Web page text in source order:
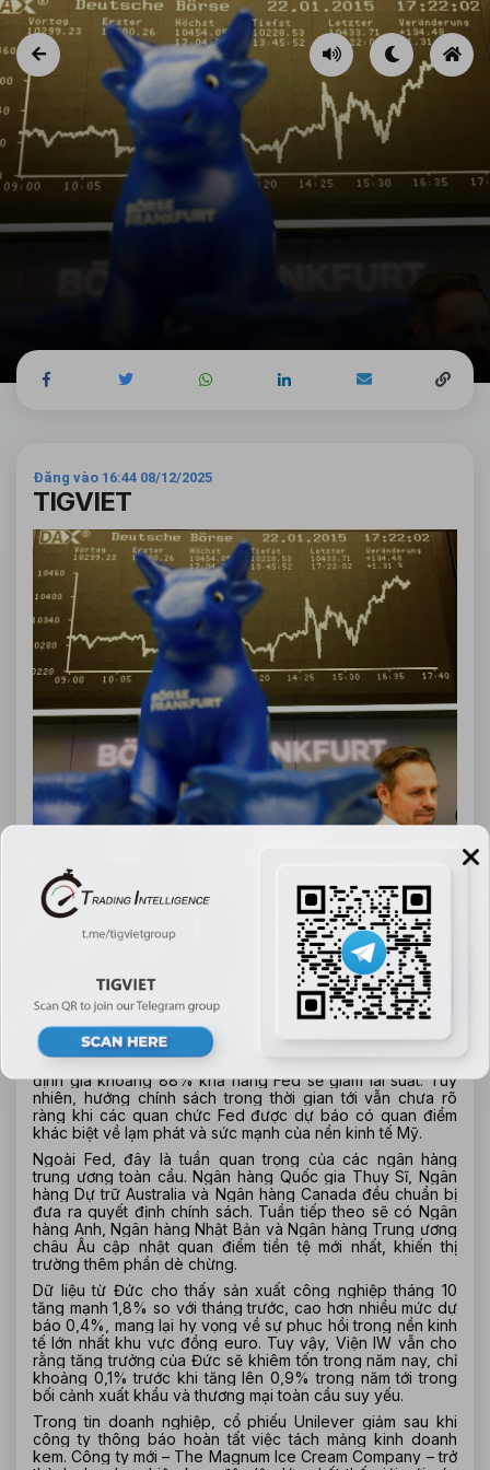
Đăng vào 16:44 08/12/2025
TIGVIET
Cổ phiếu châu Âu mở cửa giao dịch thận trọng vào thứ Hai
khi các nhà đầu tư chờ đợi kết quả cuộc họp chính sách
kéo dài hai ngày của Cục Dự trữ Liên bang, dự kiến kết
thúc vào giữa tuần. Vào lúc 03:25 ET (08:25 GMT), chỉ số
DAX của Đức giảm 0,1%, CAC 40 của Pháp giảm 0,3%,
trong khi FTSE 100 của Anh nhích nhẹ 0,1%.
Tâm điểm của thị trường là quyết định lãi suất của Fed.
Ngân hàng trung ương Mỹ được kỳ vọng rộng rãi sẽ cắt
giảm lãi suất vào thứ Tư, đặc biệt sau khi chỉ số PCE lõi
tháng 9 được công bố trễ cho thấy mức tăng thấp hơn dự
kiến. Theo công cụ FedWatch của CME, thị trường đang
định giá khoảng 88% khả năng Fed sẽ giảm lãi suất. Tuy
nhiên, hướng chính sách trong thời gian tới vẫn chưa rõ
ràng khi các quan chức Fed được dự báo có quan điểm
khác biệt về lạm phát và sức mạnh của nền kinh tế Mỹ.
Ngoài Fed, đây là tuần quan trọng của các ngân hàng
trung ương toàn cầu. Ngân hàng Quốc gia Thụy Sĩ, Ngân
hàng Dự trữ Australia và Ngân hàng Canada đều chuẩn bị
đưa ra quyết định chính sách. Tuần tiếp theo sẽ có Ngân
hàng Anh, Ngân hàng Nhật Bản và Ngân hàng Trung ương
châu Âu cập nhật quan điểm tiền tệ mới nhất, khiến thị
trường thêm phần dè chừng.
Dữ liệu từ Đức cho thấy sản xuất công nghiệp tháng 10
tăng mạnh 1,8% so với tháng trước, cao hơn nhiều mức dự
báo 0,4%, mang lại hy vọng về sự phục hồi trong nền kinh
tế lớn nhất khu vực đồng euro. Tuy vậy, Viện IW vẫn cho
rằng tăng trưởng của Đức sẽ khiêm tốn trong năm nay, chỉ
khoảng 0,1% trước khi tăng lên 0,9% trong năm tới trong
bối cảnh xuất khẩu và thương mại toàn cầu suy yếu.
Trong tin doanh nghiệp, cổ phiếu Unilever giảm sau khi
công ty thông báo hoàn tất việc tách mảng kinh doanh
kem. Công ty mới – The Magnum Ice Cream Company – trở